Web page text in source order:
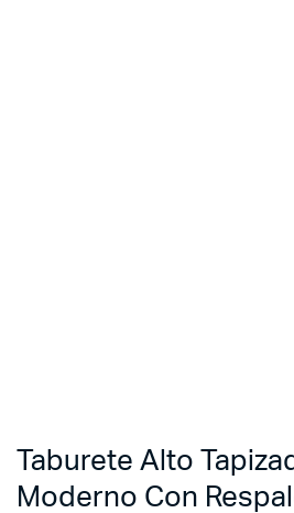
Taburete Alto
Moderno Con